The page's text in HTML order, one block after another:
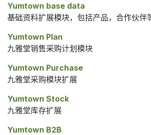
Yumtown base data
基础资料扩展模块，包括产品，合作伙伴
Yumtown Plan
九雅堂销售采购计划模块
Yumtown Purchase
九雅堂采购模块扩展
Yumtown Stock
九雅堂库存扩展
Yumtown B2B